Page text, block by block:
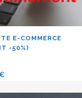
E-COMMERCE
-50%)
€